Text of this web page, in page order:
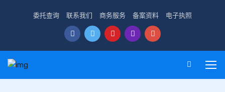
委托查询 联系我们 商务服务 备案资料 电子执照